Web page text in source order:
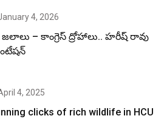
4, 2026
– కాంగ్రెస్ ద్రోహాలు.. హరీష్ రావు
4, 2025
clicks of rich wildlife in HCU